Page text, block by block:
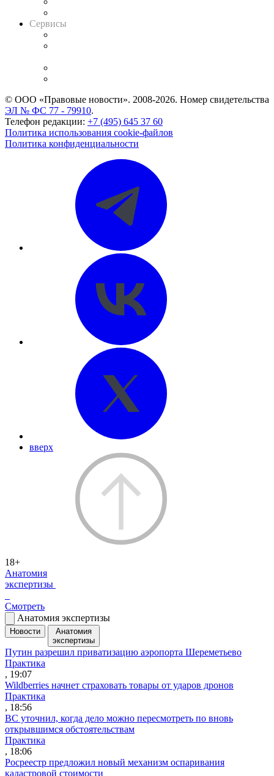
Сервисы
© ООО «Правовые новости». 2008-2026. Номер свидетельства
ЭЛ № ФС 77 - 79910.
Телефон редакции: +7 (495) 645 37 60
Политика использования cookie-файлов
Политика конфиденциальности
вверх
18+
Анатомия
экспертизы
Смотреть
Анатомия экспертизы
Новости
Анатомия
экспертизы
Путин разрешил приватизацию аэропорта Шереметьево
Практика
, 19:07
Wildberries начнет страховать товары от ударов дронов
Практика
, 18:56
ВС уточнил, когда дело можно пересмотреть по вновь
открывшимся обстоятельствам
Практика
, 18:06
Росреестр предложил новый механизм оспаривания
кадастровой стоимости